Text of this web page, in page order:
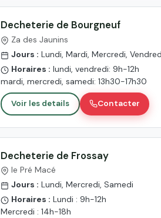
Decheterie de Bourgneuf
Za des Jaunins
Jours : Lundi, Mardi, Mercredi,
Horaires : lundi, vendredi: 9h-12h
mardi, mercredi, samedi: 13h30-17h30
Voir les details Contacter
Decheterie de Frossay
le Pré Macé
Jours : Lundi, Mercredi, Samedi
Horaires : Lundi : 9h-12h
Mercredi : 14h-18h